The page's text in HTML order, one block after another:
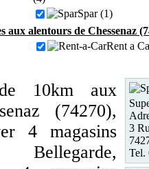
Spar (1)
alentours de Chessenaz
Rent a
10km aux
(74270),
4 magasins
3
Tel.